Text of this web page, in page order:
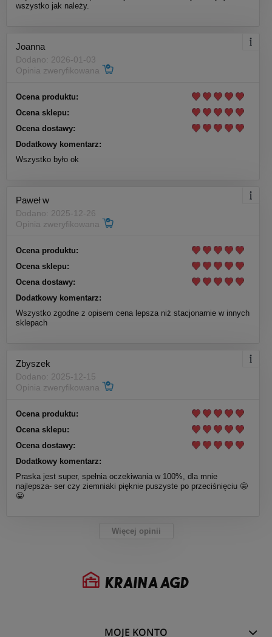
wszystko jak należy.
Joanna
Dodano: 2026-01-03
Opinia zweryfikowana
Ocena produktu:
Ocena sklepu:
Ocena dostawy:
Dodatkowy komentarz:
Wszystko było ok
Paweł w
Dodano: 2025-12-26
Opinia zweryfikowana
Ocena produktu:
Ocena sklepu:
Ocena dostawy:
Dodatkowy komentarz:
Wszystko zgodne z opisem cena lepsza niż stacjonarnie w innych
sklepach
Zbyszek
Dodano: 2025-12-15
Opinia zweryfikowana
Ocena produktu:
Ocena sklepu:
Ocena dostawy:
Dodatkowy komentarz:
Praska jest super, spełnia oczekiwania w 100%, dla mnie
najlepsza- ser czy ziemniaki pięknie puszyste po przeciśnięciu 🤩
😀
Więcej opinii
MOJE KONTO